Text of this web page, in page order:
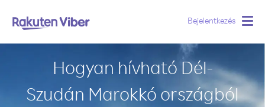
Bejelentkezés
Hogyan hívható Dél-
Szudán Marokkó országból